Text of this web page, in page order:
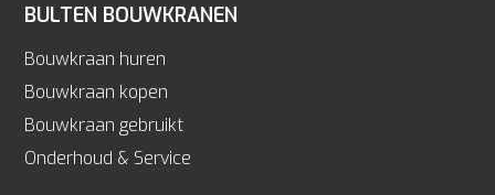
BULTEN BOUWKRANEN
Bouwkraan huren
Bouwkraan kopen
Bouwkraan gebruikt
Onderhoud & Service